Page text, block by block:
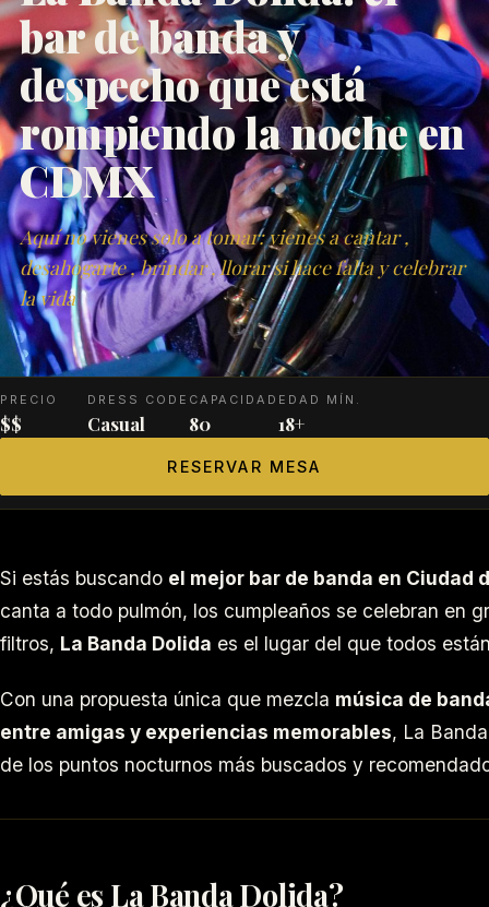
bar de banda y
despecho que está
rompiendo la noche en
CDMX
Aquí no vienes solo a tomar: vienes a cantar ,
desahogarte , brindar , llorar si hace falta y celebrar
la vida
PRECIO
$$
DRESS CODE
Casual
CAPACIDAD
80
EDAD MÍN.
18+
RESERVAR MESA
Si estás buscando el mejor bar de banda en Ciudad
canta a todo pulmón, los cumpleaños se celebran en
filtros, La Banda Dolida es el lugar del que todos
Con una propuesta única que mezcla música de
entre amigas y experiencias memorables, La
de los puntos nocturnos más buscados y
¿Qué es La Banda Dolida?